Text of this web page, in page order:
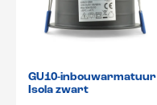
GU10-inbouwarmatuur
Isola zwart